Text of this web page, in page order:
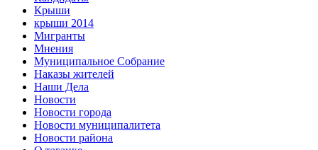
Крыши
крыши 2014
Мигранты
Мнения
Муниципальное Собрание
Наказы жителей
Наши Дела
Новости
Новости города
Новости муниципалитета
Новости района